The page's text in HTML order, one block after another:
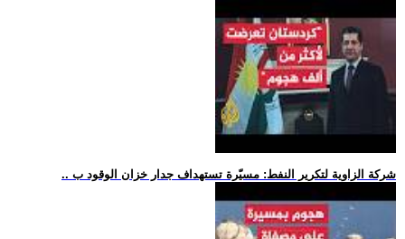
.. شركة الزاوية لتكرير النفط: مسيّرة تستهداف جدار خزان الوقود ب